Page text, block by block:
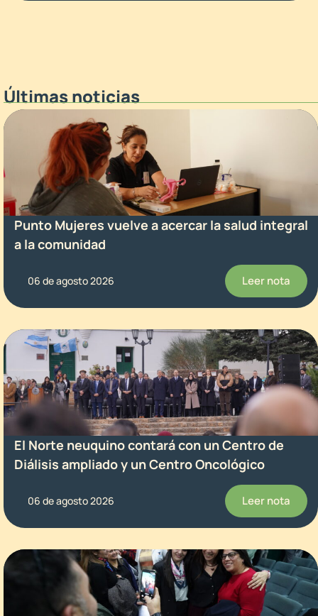
Últimas noticias
Punto Mujeres vuelve a acercar la salud integral
a la comunidad
06 de agosto 2026 Leer nota
El Norte neuquino contará con un Centro de
Diálisis ampliado y un Centro Oncológico
06 de agosto 2026 Leer nota